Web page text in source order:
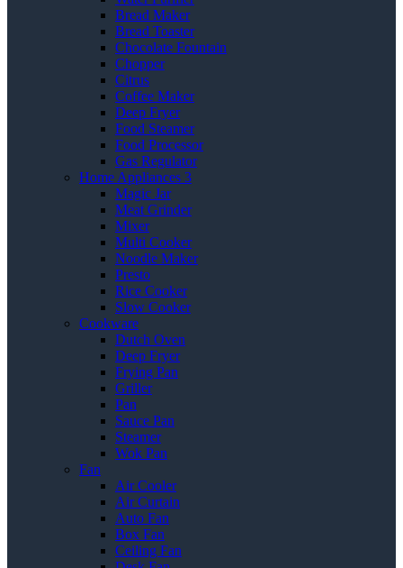
Bread Maker
Bread Toaster
Chocolate Fountain
Chopper
Citrus
Coffee Maker
Deep Fryer
Food Steamer
Food Processor
Gas Regulator
Home Appliances 3
Magic Jar
Meat Grinder
Mixer
Multi Cooker
Noodle Maker
Presto
Rice Cooker
Slow Cooker
Cookware
Dutch Oven
Deep Fryer
Frying Pan
Griller
Pan
Sauce Pan
Steamer
Wok Pan
Fan
Air Cooler
Air Curtain
Auto Fan
Box Fan
Ceiling Fan